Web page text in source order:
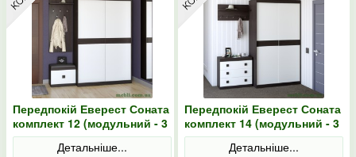
Передпокій Еверест Соната
комплект 12 (модульний - 3
елементи) венге темний/
Детальніше...
Передпокій Еверест Соната
комплект 14 (модульний - 3
елементи) венге темний/
Детальніше...